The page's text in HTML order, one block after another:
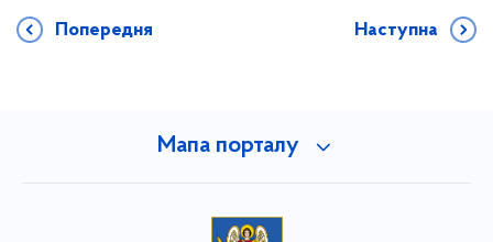
Попередня Наступна
Мапа порталу